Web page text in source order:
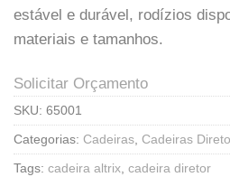
estável e durável, rodízios
materiais e tamanhos.
Solicitar Orçamento
SKU: 65001
Categorias: Cadeiras, Cadeiras
Tags: cadeira altrix, cadeira diretor